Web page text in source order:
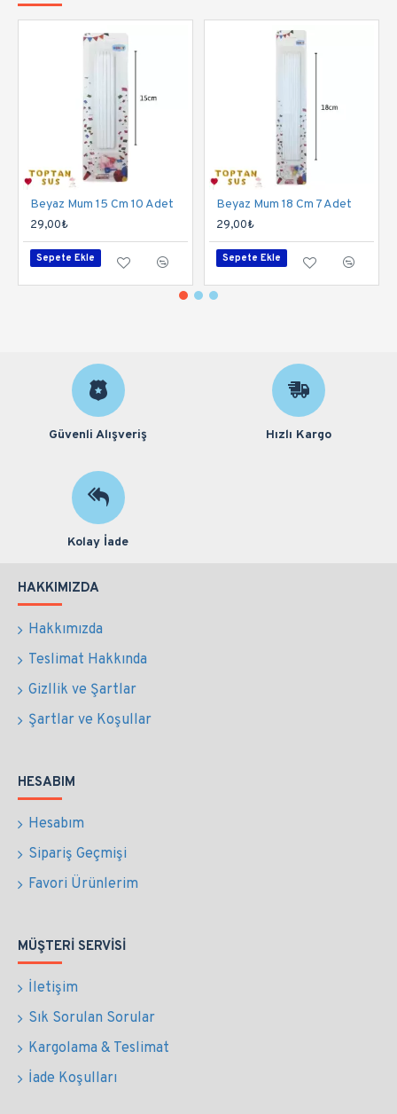
Beyaz Mum 15 Cm 10 Adet
29,00₺
Sepete Ekle
Beyaz Mum 18 Cm 7 Adet
29,00₺
Sepete Ekle
Güvenli Alışveriş Hızlı Kargo
Kolay İade
HAKKIMIZDA
Hakkımızda
Teslimat Hakkında
Gizllik ve Şartlar
Şartlar ve Koşullar
HESABIM
Hesabım
Sipariş Geçmişi
Favori Ürünlerim
MÜŞTERI SERVISI
İletişim
Sık Sorulan Sorular
Kargolama & Teslimat
İade Koşulları